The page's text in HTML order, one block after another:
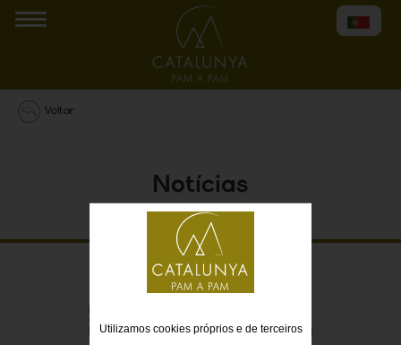
Utilizamos cookies próprios e de terceiros
Voltar
Notícias
Com o apoio de